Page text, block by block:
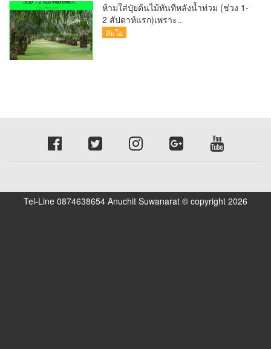
ห้ามใส่ปุ๋ยต้นไม้ทันทีหลังน้ำท่วม (ช่วง 1-
2 สัปดาห์แรก)เพราะ..
ส้มโอ
Tel-Line 0874638654 Anuchit Suwanarat © copyright 2026